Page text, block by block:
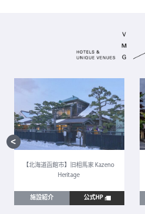
【北海道函館市】旧相馬家 Kazeno
Heritage
施設紹介 公式HP